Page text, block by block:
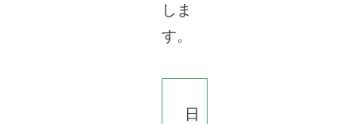
しま
す。
日